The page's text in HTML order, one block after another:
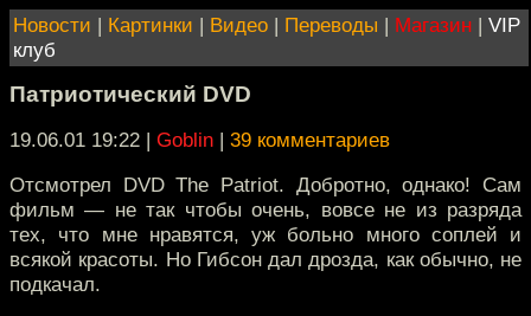
Новости | Картинки | Видео | Переводы | Магазин | VIP
клуб
Патриотический DVD
19.06.01 19:22 | Goblin | 39 комментариев
Отсмотрел DVD The Patriot. Добротно, однако! Сам
фильм — не так чтобы очень, вовсе не из разряда
тех, что мне нравятся, уж больно много соплей и
всякой красоты. Но Гибсон дал дрозда, как обычно, не
подкачал.